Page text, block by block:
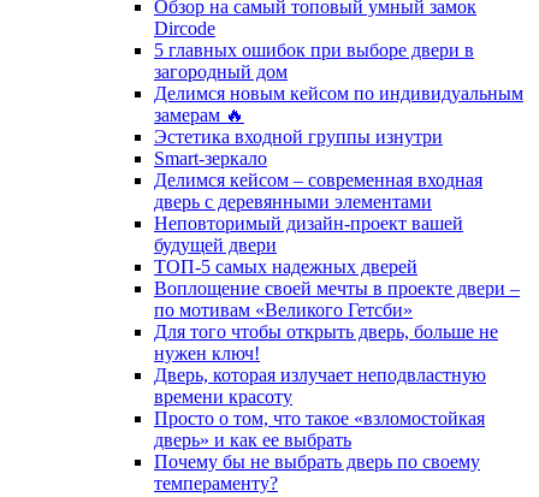
Обзор на самый топовый умный замок
Dircode
5 главных ошибок при выборе двери в
загородный дом
Делимся новым кейсом по индивидуальным
замерам 🔥
Эстетика входной группы изнутри
Smart-зеркало
Делимся кейсом – современная входная
дверь с деревянными элементами
Неповторимый дизайн-проект вашей
будущей двери
ТОП-5 самых надежных дверей
Воплощение своей мечты в проекте двери –
по мотивам «Великого Гетсби»
Для того чтобы открыть дверь, больше не
нужен ключ!
Дверь, которая излучает неподвластную
времени красоту
Просто о том, что такое «взломостойкая
дверь» и как ее выбрать
Почему бы не выбрать дверь по своему
темпераменту?